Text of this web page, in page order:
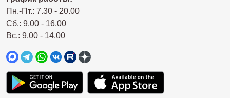
Пн.-Пт.: 7.30 - 20.00
Сб.: 9.00 - 16.00
Вс.: 9.00 - 14.00